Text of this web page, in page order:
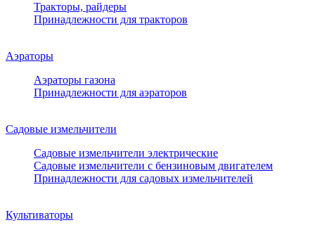
Тракторы, райдеры
Принадлежности для тракторов
Аэраторы
Аэраторы газона
Принадлежности для аэраторов
Садовые измельчители
Садовые измельчители электрические
Садовые измельчители с бензиновым двигателем
Принадлежности для садовых измельчителей
Культиваторы